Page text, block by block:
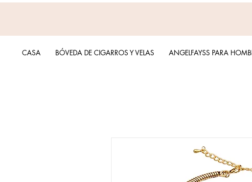
CASA BÓVEDA DE CIGARROS Y VELAS ANGELFAYSS PARA